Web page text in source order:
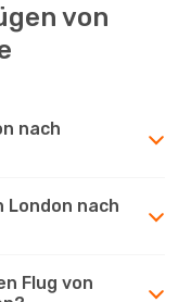
von
nach
London nach
Flug von